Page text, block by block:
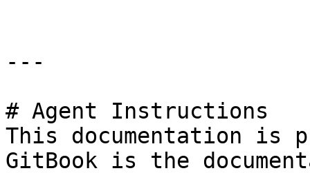
---
# Agent Instructions
This documentation is
GitBook is the